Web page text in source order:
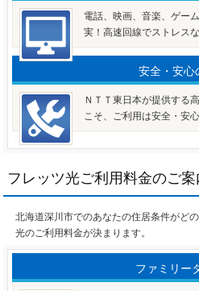
電話、映画、音楽、ゲー
実！高速回線でストレスな
安全・安心
ＮＴＴ東日本が提供する
こそ、ご利用は安全・安心
フレッツ光ご利用料金のご案
北海道深川市でのあなたの住居条件がど
光のご利用料金が決まります。
ファミリー